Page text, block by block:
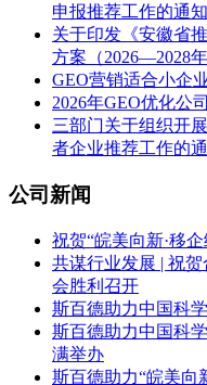
申报推荐工作的通知
关于印发《安徽省
方案（2026—2028
GEO营销适合小企
2026年GEO优化公
三部门关于组织开
者企业推荐工作的
公司新闻
祝贺“皖美向新·移
共谋行业发展 | 祝
会胜利召开
斯百德助力中国科
斯百德助力中国科
满举办
斯百德助力“皖美向